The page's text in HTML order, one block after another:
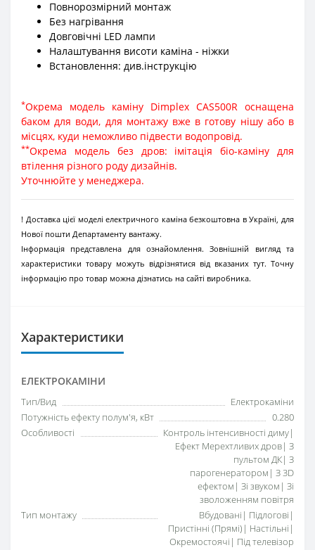
Повнорозмірний монтаж
Без нагрівання
Довговічні LED лампи
Налаштування висоти каміна - ніжки
Встановлення: див.інструкцію
*Окрема модель каміну Dimplex CAS500R оснащена
баком для води, для монтажу вже в готову нішу або в
місцях, куди неможливо підвести водопровід.
**Окрема модель без дров: імітація біо-каміну для
втілення різного роду дизайнів.
Уточнюйте у менеджера.
! Доставка цієї моделі електричного каміна безкоштовна в Україні, для
Нової пошти Департаменту вантажу.
Інформація представлена для ознайомлення. Зовнішній вигляд та
характеристики товару можуть відрізнятися від вказаних тут. Точну
інформацію про товар можна дізнатись на сайті виробника.
Характеристики
ЕЛЕКТРОКАМІНИ
Тип/Вид
Електрокаміни
Потужність ефекту полум'я, кВт
0.280
Особливості
Контроль інтенсивності диму|
Ефект Мерехтливих дров| З
пультом ДК| З
парогенератором| З 3D
ефектом| Зі звуком| Зі
зволоженням повітря
Тип монтажу
Вбудовані| Підлогові|
Пристінні (Прямі)| Настільні|
Окремостоячі| Під телевізор